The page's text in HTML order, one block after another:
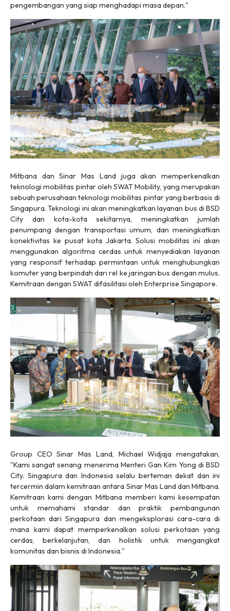
pengembangan yang siap menghadapi masa depan."
Mitbana dan Sinar Mas Land juga akan memperkenalkan
teknologi mobilitas pintar oleh SWAT Mobility, yang merupakan
sebuah perusahaan teknologi mobilitas pintar yang berbasis di
Singapura. Teknologi ini akan meningkatkan layanan bus di BSD
City dan kota-kota sekitarnya, meningkatkan jumlah
penumpang dengan transportasi umum, dan meningkatkan
konektivitas ke pusat kota Jakarta. Solusi mobilitas ini akan
menggunakan algoritma cerdas untuk menyediakan layanan
yang responsif terhadap permintaan untuk menghubungkan
komuter yang berpindah dari rel ke jaringan bus dengan mulus.
Kemitraan dengan SWAT difasilitasi oleh Enterprise Singapore.
Group CEO Sinar Mas Land, Michael Widjaja mengatakan,
"Kami sangat senang menerima Menteri Gan Kim Yong di BSD
City. Singapura dan Indonesia selalu berteman dekat dan ini
tercermin dalam kemitraan antara Sinar Mas Land dan Mitbana.
Kemitraan kami dengan Mitbana memberi kami kesempatan
untuk memahami standar dan praktik pembangunan
perkotaan dari Singapura dan mengeksplorasi cara-cara di
mana kami dapat memperkenalkan solusi perkotaan yang
cerdas, berkelanjutan, dan holistik untuk mengangkat
komunitas dan bisnis di Indonesia."